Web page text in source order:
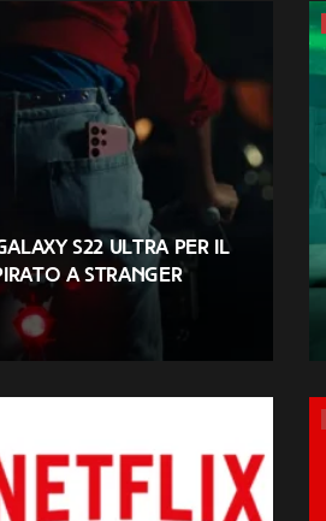
S22 Ultra per il
a Stranger